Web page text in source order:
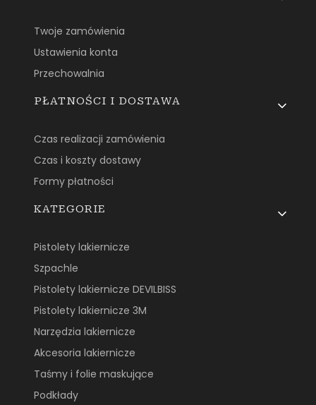
Twoje zamówienia
Ustawienia konta
Przechowalnia
PŁATNOŚCI I DOSTAWA
Czas realizacji zamówienia
Czas i koszty dostawy
Formy płatności
KATEGORIE
Pistolety lakiernicze
Szpachle
Pistolety lakiernicze DEVILBISS
Pistolety lakiernicze 3M
Narzędzia lakiernicze
Akcesoria lakiernicze
Taśmy i folie maskujące
Podkłady